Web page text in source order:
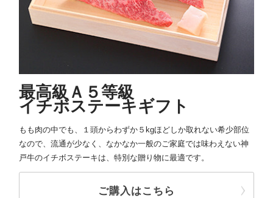
最高級Ａ５等級
イチボステーキギフト
もも肉の中でも、１頭からわずか５kgほどしか取れない希少部位
なので、流通が少なく、なかなか一般のご家庭では味わえない神
戸牛のイチボステーキは、特別な贈り物に最適です。
ご購入はこちら